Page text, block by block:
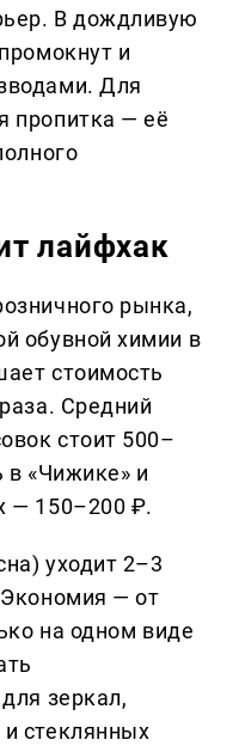
В дождливую
и
Для
пропитка — её
лайфхак
рынка,
обувной химии в
стоимость
Средний
стоит 500–
в «Чижике» и
— 150–200 ₽.
уходит 2–3
— от
на одном виде
зеркал,
стеклянных